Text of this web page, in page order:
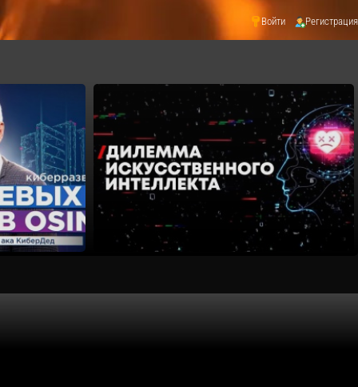
Войти Регистрация